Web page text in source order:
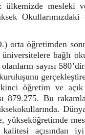
ülkemizde mesleki
Okullarımızdaki
orta öğretimden
bağlı
sayısı
öğretim ve
879.275. Bu
yükseköğretimde
açısından